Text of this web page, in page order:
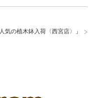
人気の植木鉢入荷〈西宮店〉 」